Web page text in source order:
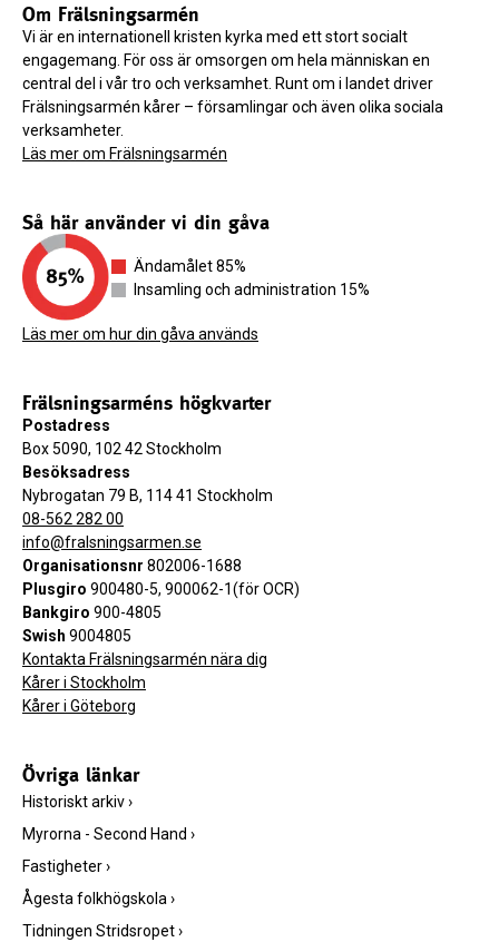
Om Frälsningsarmén
Vi är en internationell kristen kyrka med ett stort socialt
engagemang. För oss är omsorgen om hela människan en
central del i vår tro och verksamhet. Runt om i landet driver
Frälsningsarmén kårer – församlingar och även olika sociala
verksamheter.
Läs mer om Frälsningsarmén
Så här använder vi din gåva
Ändamålet 85%
Insamling och administration 15%
Läs mer om hur din gåva används
Frälsningsarméns högkvarter
Postadress
Box 5090, 102 42 Stockholm
Besöksadress
Nybrogatan 79 B, 114 41 Stockholm
08-562 282 00
info@fralsningsarmen.se
Organisationsnr 802006-1688
Plusgiro 900480-5, 900062-1(för OCR)
Bankgiro 900-4805
Swish 9004805
Kontakta Frälsningsarmén nära dig
Kårer i Stockholm
Kårer i Göteborg
Övriga länkar
Historiskt arkiv›
Myrorna - Second Hand ›
Fastigheter›
Ågesta folkhögskola ›
Tidningen Stridsropet›